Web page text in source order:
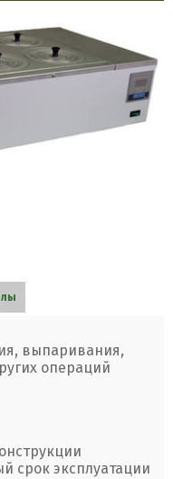
выпаривания,
операций
срок эксплуатации